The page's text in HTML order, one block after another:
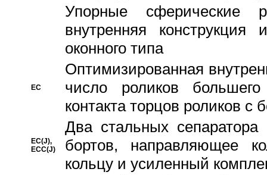
Упорные сферические
внутренняя
оконного типа
EC
Oптимизированная
число роликов
контакта торцов роликов с
EC(J),
ECC(J)
Два стальных сепаратора
бортов, направляющее
кольцу и усиленный